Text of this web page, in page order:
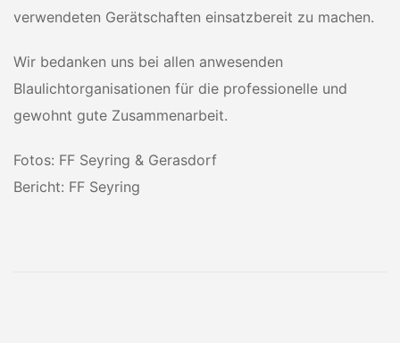
verwendeten Gerätschaften einsatzbereit zu machen.
Wir bedanken uns bei allen anwesenden
Blaulichtorganisationen für die professionelle und
gewohnt gute Zusammenarbeit.
Fotos: FF Seyring & Gerasdorf
Bericht: FF Seyring